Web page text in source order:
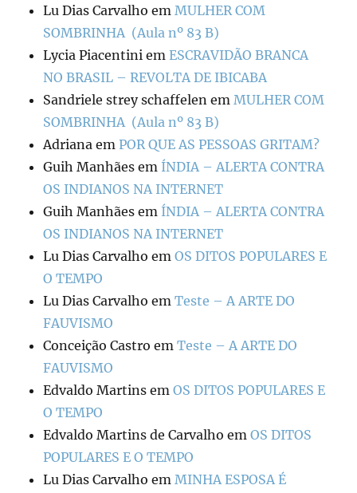
Lu Dias Carvalho emMULHER COM
SOMBRINHA (Aula nº 83 B)
Lycia Piacentini emESCRAVIDÃO BRANCA
NO BRASIL – REVOLTA DE IBICABA
Sandriele strey schaffelen emMULHER COM
SOMBRINHA (Aula nº 83 B)
Adriana emPOR QUE AS PESSOAS GRITAM?
Guih Manhães em ÍNDIA – ALERTA CONTRA
OS INDIANOS NA INTERNET
Guih Manhães em ÍNDIA – ALERTA CONTRA
OS INDIANOS NA INTERNET
Lu Dias Carvalho emOS DITOS POPULARES E
O TEMPO
Lu Dias Carvalho emTeste – A ARTE DO
FAUVISMO
Conceição Castro emTeste – A ARTE DO
FAUVISMO
Edvaldo Martins emOS DITOS POPULARES E
O TEMPO
Edvaldo Martins de Carvalho emOS DITOS
POPULARES E O TEMPO
Lu Dias Carvalho emMINHA ESPOSA É